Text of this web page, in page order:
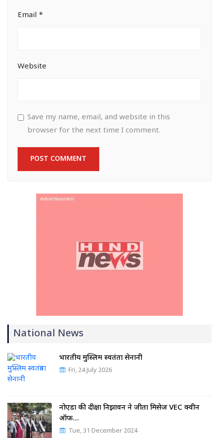
Email *
Website
Save my name, email, and website in this
browser for the next time I comment.
National News
भारतीय मुस्लिम स्वतंत्रता सेनानी
Fri, 24 July 2026
नोएडा की दीक्षा निझावन ने जीता मिसेज VEC क्वीन
ऑफ…
Tue, 31 December 2024